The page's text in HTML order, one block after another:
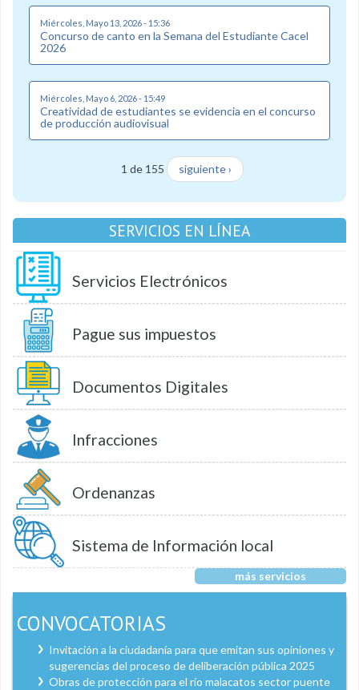
Miércoles, Mayo 13, 2026 - 15:36
Concurso de canto en la Semana del Estudiante Cacel
2026
Miércoles, Mayo 6, 2026 - 15:49
Creatividad de estudiantes se evidencia en el concurso
de producción audiovisual
1 de 155 siguiente ›
SERVICIOS EN LÍNEA
Servicios Electrónicos
Pague sus impuestos
Documentos Digitales
Infracciones
Ordenanzas
Sistema de Información local
más servicios
CONVOCATORIAS
Invitación a la ciudadanía para que emitan sus opiniones y
sugerencias del proceso de deliberación pública 2025
Obras de protección para el río malacatos sector puente